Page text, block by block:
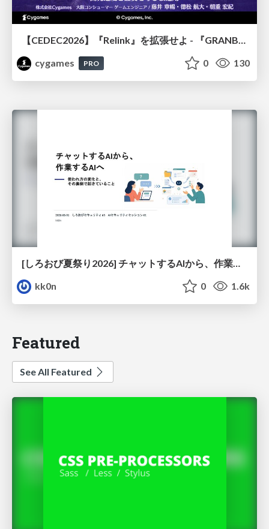
cygames
PRO 0 130
[しろおび夏祭り2026] チャットするAIから、作業するAIへ - 使われ方の変化と、その裏側で起きていること
kk0n
0 1.6k
Featured
See All Featured